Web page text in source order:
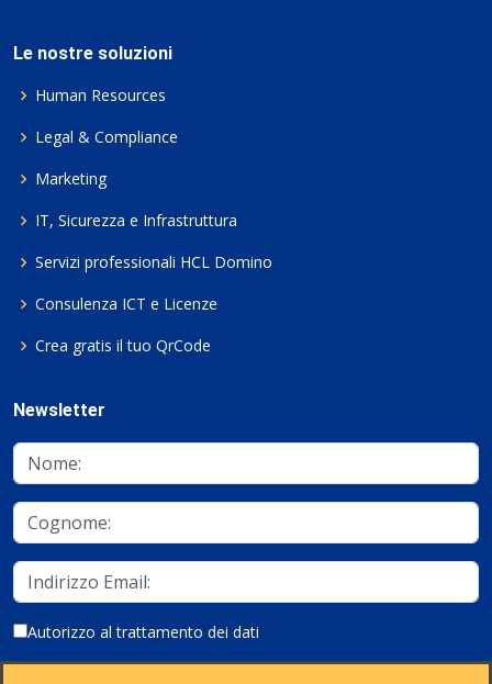
Le nostre soluzioni
Human Resources
Legal & Compliance
Marketing
IT, Sicurezza e Infrastruttura
Servizi professionali HCL Domino
Consulenza ICT e Licenze
Crea gratis il tuo QrCode
Newsletter
Autorizzo al trattamento dei dati